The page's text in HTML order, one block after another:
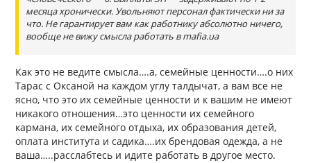
месяца хронически. Увольняют персонал фактически ни за
что. Не гарантирует вам как работнику абсолютно ничего,
вообще не вижу смысла работать в mafia.ua
Как это не ведите смысла….а, семейные ценности….о них
Тарас с Оксаной на каждом углу талдычат, а вам все не
ясно, что это их семейные ценности и к вашим не имеют
никакого отношения…это ценности их семейного
кармана, их семейного отдыха, их образования детей,
оплата института и садика….их брендовая одежда, а не
ваша…..расслабтесь и идите работать в другое место.